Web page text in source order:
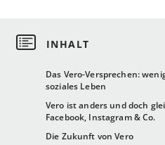
Das Vero-Versprechen:
soziales Leben
Vero ist anders und doch
Facebook, Instagram & Co.
Die Zukunft von Vero